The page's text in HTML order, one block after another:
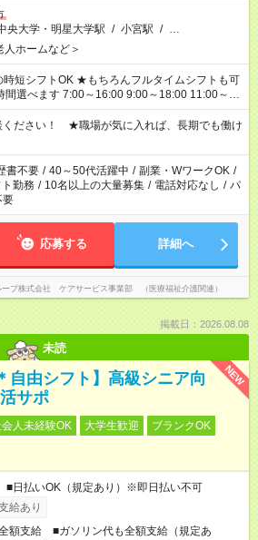
央大学・明星大学駅 / 小宮駅 / …
人ホームなど＞
ちろんフルタイムシフトも可
選べます 7:00～16:00 9:00～18:00 11:00～
他のお仕事と合わせ
業はご案内できません ※法令に基づき、週20時
会保険への加入対象となります ※労働者派遣法
則禁止）により、短時間・短期間の就業はご
があります
ください！ ★職場が気に入れば、長期でも働け
書不要 / 40～50代活躍中 / 副業・WワークOK /
勤務 / 10名以上の大量募集 / 電話対応なし / パ
要
応募する 詳細へ
ープ株式会社 ケアサービス事業部 （医療福祉介護関連）
掲載日：2026.08.08
未読
NEW
自由シフト】高級シニア向
サポ
人未経験OK 大学生歓迎
ブランクOK
日払いOK（規定あり）※即日払い不可
給あり
額支給 ■ガソリン代も全額支給（規定あ